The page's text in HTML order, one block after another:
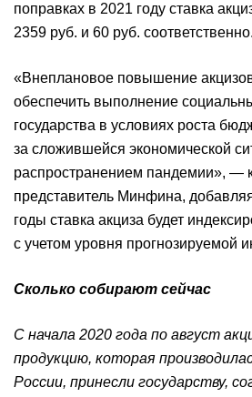
поправках в 2021 году ставка
2359 руб. и 60 руб. соответственно.
«Внеплановое повышение
обеспечить выполнение
государства в условиях роста
за сложившейся экономической
распространением пандемии», —
представитель Минфина,
годы ставка акциза будет
с учетом уровня прогнозируемой
Сколько собирают сейчас
С начала 2020 года по август
продукцию, которая
России, принесли государству,